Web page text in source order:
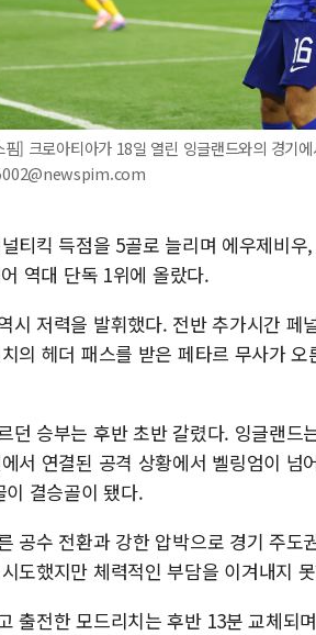
] 크로아티아가 18일 열린 잉글랜드와의 경기
티킥 득점을 5골로 늘리며 에우제비
역대 단독 1위에 올랐다.
시 저력을 발휘했다. 전반 추가시간
의 헤더 패스를 받은 페타르 무사가
던 승부는 후반 초반 갈렸다. 잉글랜
서 연결된 공격 상황에서 벨링엄이
결승골이 됐다.
공수 전환과 강한 압박으로 경기 주도
도했지만 체력적인 부담을 이겨내지
출전한 모드리치는 후반 13분 교체되